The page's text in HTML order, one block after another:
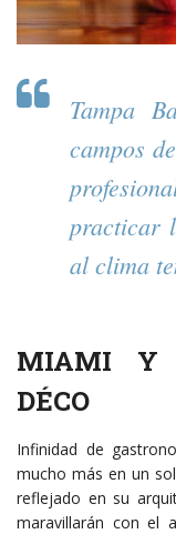
Tampa
campos
practicar
al clima
MIAMI Y
DÉCO
Infinidad de
mucho más en un
reflejado en su
maravillarán con el